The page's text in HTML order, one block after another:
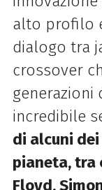
alto profilo
dialogo tra
crossover
generazioni
incredibile
di alcuni
pianeta, tra
Floyd,